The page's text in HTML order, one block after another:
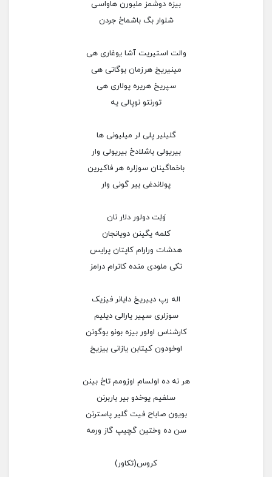
بیزه دوشمز ملبورن هاواسی
شلوار بگ باشماخ جردن
والت استیریت آشا یوغاری هی
مینیریخ هرزمان بوگاتی هی
سپریخ هریره پولاری هی
تورنتو نوپالی یه
گلیلیر پلی لر میلیونی ها
بیریولی باشلادخ بیریولی وار
باخماگینان سوزلره هر فاکیرین
پولاندغی بیر گونی وار
وَلِت دولور دلار نان
کلمه یگینن دویانجان
هدشات ورارام کاپتان پرایس
تکی ملودی منده کاترام درامز
اله رپ دییریخ دایانر فیزیک
سوزلری سپیر یارالی دیلیم
کارشناس اولور بیزه بونو بوگونن
اوخودون کیتابن یازانی بیزیخ
هر نه ده اولسام اوزومم تاخ بینن
سلفیم یوخدو بیر باربرنن
بویون صاباح فیت گلیر پاسترنن
سن ده وختین گچیپ گاز ورمه
کروس(تکاور)